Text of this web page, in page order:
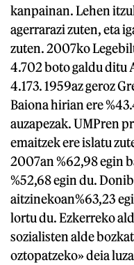
kanpainan. Lehen
agerrarazi zuten, eta
zuten. 2007ko
4.702 boto galdu ditu
4.173. 1959az geroz
Baiona hirian ere
auzapezak. UMPren
emaitzek ere islatu
2007an %62,98 egin
%52,68 egin du.
aitzinekoan%63,23
lortu du. Ezkerreko
sozialisten alde
oztopatzeko» deia